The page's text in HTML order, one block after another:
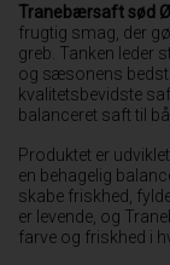
Tranebærsaft sød
frugtig smag, der
greb. Tanken leder
og sæsonens
kvalitetsbevidste
balanceret saft til
Produktet er
en behagelig
skabe friskhed,
er levende, og
farve og friskhed i